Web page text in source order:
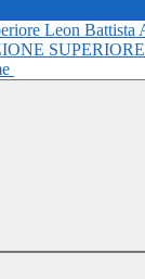
SUPERIORE